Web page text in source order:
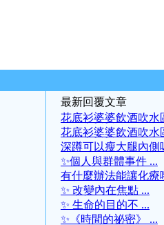
最新回覆文章
花底衫婆婆飲酒吹水
花底衫婆婆飲酒吹水
深蹲可以瘦大腿內側
✨個人與群體事件 ...
有什麼辦法能讓化療
✨ 改變內在焦點 ...
✨ 生命的目的不 ...
✨《時間的祕密》 ...